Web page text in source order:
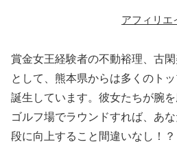
アフィリエ
賞金女王経験者の不動裕理、古
として、熊本県からは多くのト
誕生しています。彼女たちが腕
ゴルフ場でラウンドすれば、あ
段に向上すること間違いなし！？